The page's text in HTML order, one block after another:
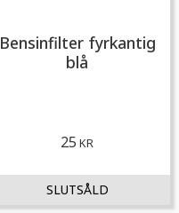
Bensinfilter fyrkantig
blå
25 KR